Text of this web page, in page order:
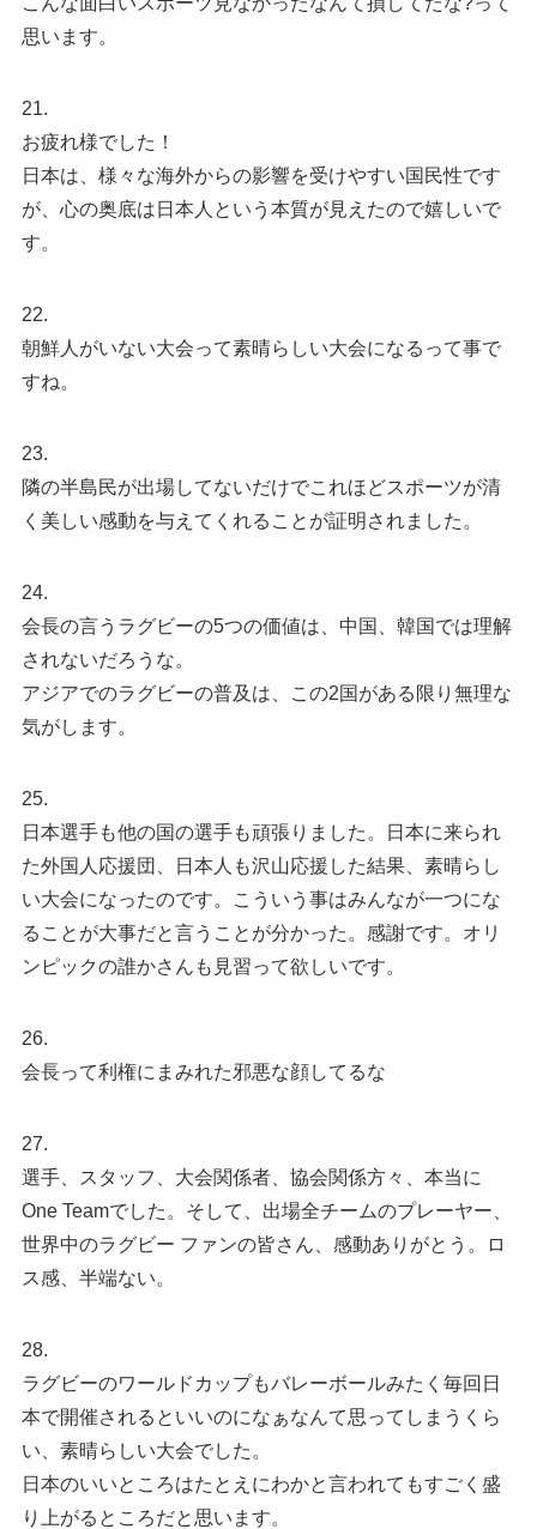
思います。
21.
お疲れ様でした！
日本は、様々な海外からの影響を受けやすい国民性です
が、心の奥底は日本人という本質が見えたので嬉しいで
す。
22.
朝鮮人がいない大会って素晴らしい大会になるって事で
すね。
23.
隣の半島民が出場してないだけでこれほどスポーツが清
く美しい感動を与えてくれることが証明されました。
24.
会長の言うラグビーの5つの価値は、中国、韓国では理解
されないだろうな。
アジアでのラグビーの普及は、この2国がある限り無理な
気がします。
25.
日本選手も他の国の選手も頑張りました。日本に来られ
た外国人応援団、日本人も沢山応援した結果、素晴らし
い大会になったのです。こういう事はみんなが一つにな
ることが大事だと言うことが分かった。感謝です。オリ
ンピックの誰かさんも見習って欲しいです。
26.
会長って利権にまみれた邪悪な顔してるな
27.
選手、スタッフ、大会関係者、協会関係方々、本当に
One Teamでした。そして、出場全チームのプレーヤー、
世界中のラグビー ファンの皆さん、感動ありがとう。ロ
ス感、半端ない。
28.
ラグビーのワールドカップもバレーボールみたく毎回日
本で開催されるといいのになぁなんて思ってしまうくら
い、素晴らしい大会でした。
日本のいいところはたとえにわかと言われてもすごく盛
り上がるところだと思います。